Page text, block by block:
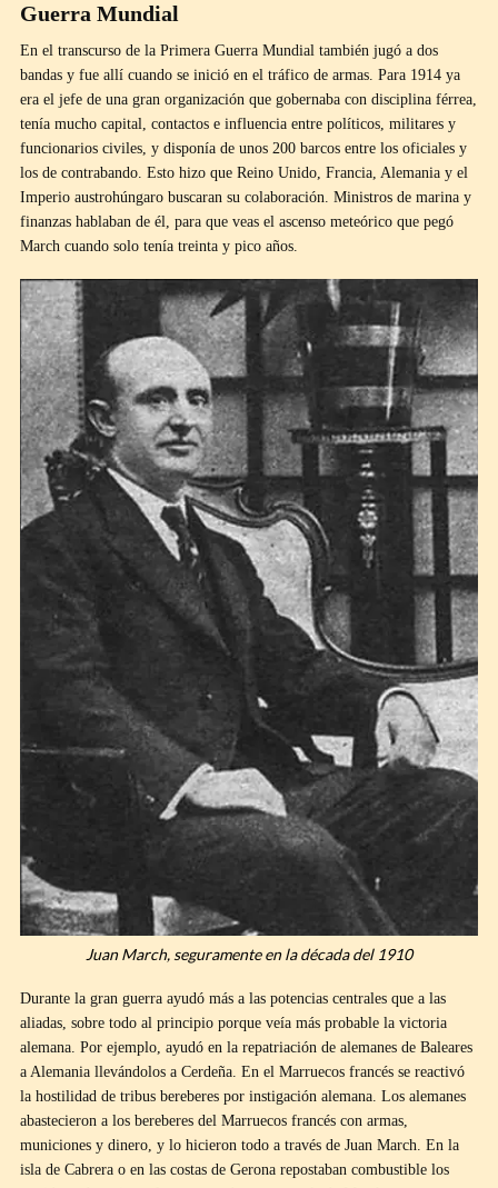
Guerra Mundial
En el transcurso de la Primera Guerra Mundial también jugó a dos
bandas y fue allí cuando se inició en el tráfico de armas. Para 1914 ya
era el jefe de una gran organización que gobernaba con disciplina férrea,
tenía mucho capital, contactos e influencia entre políticos, militares y
funcionarios civiles, y disponía de unos 200 barcos entre los oficiales y
los de contrabando. Esto hizo que Reino Unido, Francia, Alemania y el
Imperio austrohúngaro buscaran su colaboración. Ministros de marina y
finanzas hablaban de él, para que veas el ascenso meteórico que pegó
March cuando solo tenía treinta y pico años.
Juan March, seguramente en la década del 1910
Durante la gran guerra ayudó más a las potencias centrales que a las
aliadas, sobre todo al principio porque veía más probable la victoria
alemana. Por ejemplo, ayudó en la repatriación de alemanes de Baleares
a Alemania llevándolos a Cerdeña. En el Marruecos francés se reactivó
la hostilidad de tribus bereberes por instigación alemana. Los alemanes
abastecieron a los bereberes del Marruecos francés con armas,
municiones y dinero, y lo hicieron todo a través de Juan March. En la
isla de Cabrera o en las costas de Gerona repostaban combustible los